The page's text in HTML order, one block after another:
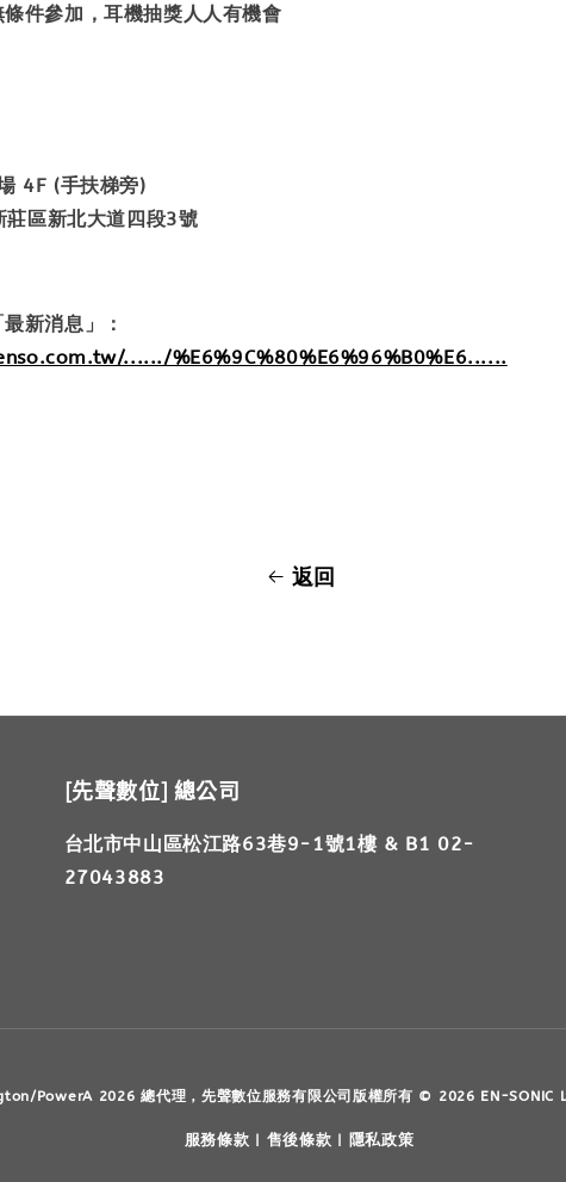
件參加，耳機抽獎人人有機會
4F (手扶梯旁)
區新北大道四段3號
新消息」：
....../%E6%9C%80%E6%96%B0%E6......
返回
[先聲數位] 總公司
台北市中山區松江路63巷9-1號1樓 & B1 02-
27043883
PowerA 2026 總代理，先聲數位服務有限公司版權所有 © 2026 EN-SONIC
服務條款 售後條款 隱私政策